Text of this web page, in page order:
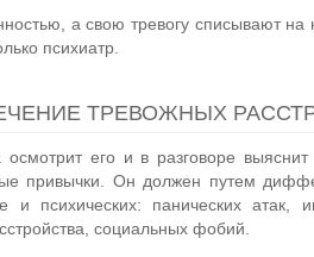
а свою тревогу списывают
психиатр.
ТРЕВОЖНЫХ
его и в разговоре
привычки. Он должен путем
и психических: панических атак,
социальных фобий.